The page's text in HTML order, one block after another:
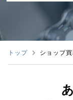
トップ ショップ